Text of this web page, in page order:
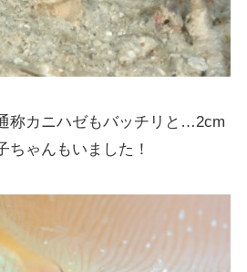
称カニハゼもバッチリと…2cm
ちゃんもいました！